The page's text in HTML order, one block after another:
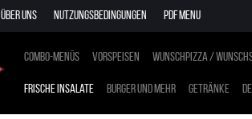
Über uns Nutzungsbedingungen PDF Menu
Combo-Menüs Vorspeisen Wunschpizza /
Frische Insalate Burger und mehr Getränke